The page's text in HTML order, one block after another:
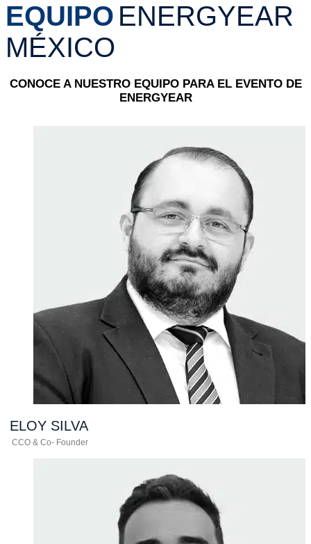
EQUIPO ENERGYEAR
MÉXICO
CONOCE A NUESTRO EQUIPO PARA EL EVENTO DE
ENERGYEAR
ELOY SILVA
CCO & Co- Founder